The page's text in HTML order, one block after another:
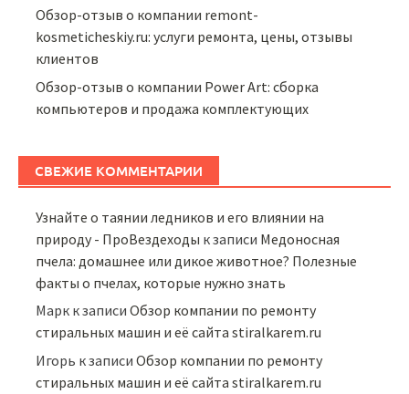
Обзор-отзыв о компании remont-
kosmeticheskiy.ru: услуги ремонта, цены, отзывы
клиентов
Обзор-отзыв о компании Power Art: сборка
компьютеров и продажа комплектующих
СВЕЖИЕ КОММЕНТАРИИ
Узнайте о таянии ледников и его влиянии на
природу - ПроВездеходы к записи Медоносная
пчела: домашнее или дикое животное? Полезные
факты о пчелах, которые нужно знать
Марк к записиОбзор компании по ремонту
стиральных машин и её сайта stiralkarem.ru
Игорь к записиОбзор компании по ремонту
стиральных машин и её сайта stiralkarem.ru